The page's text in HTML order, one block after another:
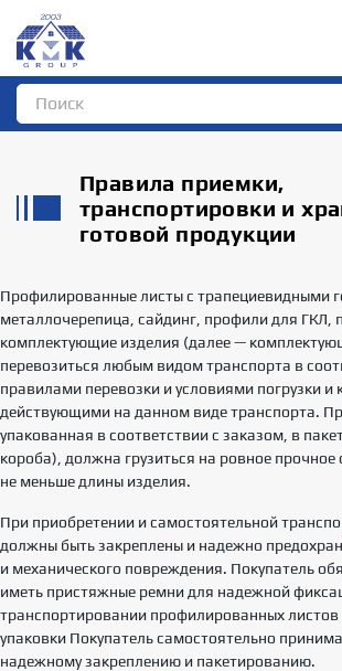
Правила приемки,
транспортировки и
готовой продукции
Профилированные листы с трапециевидными
металлочерепица, сайдинг, профили для ГКЛ,
комплектующие изделия (далее —
перевозиться любым видом транспорта в
правилами перевозки и условиями погрузки и
действующими на данном виде транспорта.
упакованная в соответствии с заказом, в
короба), должна грузиться на ровное прочное
не меньше длины изделия.
При приобретении и самостоятельной
должны быть закреплены и надежно
и механического повреждения. Покупатель
иметь пристяжные ремни для надежной
транспортировании профилированных листов
упаковки Покупатель самостоятельно
надежному закреплению и пакетированию.